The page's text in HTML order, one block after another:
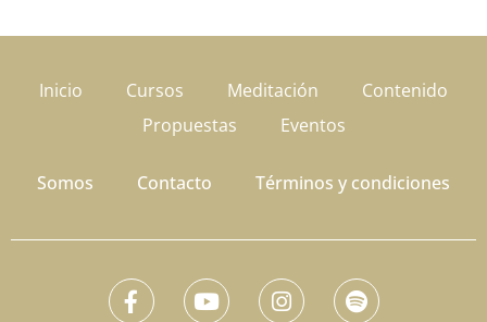
Inicio Cursos Meditación
Contenido
Propuestas
Eventos
Somos Contacto Términos y condiciones